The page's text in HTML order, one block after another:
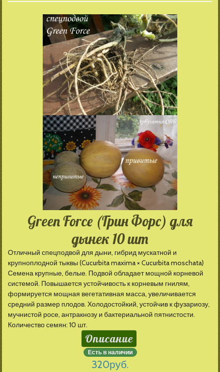
Green Force (Грин Форс) для
дынек 10 шт
Отличный спецподвой для дыни, гибрид мускатной и
крупноплодной тыквы (Cucurbita maxima × Cucurbita moschata)
Семена крупные, белые. Подвой обладает мощной корневой
системой. Повышается устойчивость к корневым гнилям,
формируется мощная вегетативная масса, увеличивается
средний размер плодов. Холодостойкий, устойчив к фузариозу,
мучнистой росе, антракнозу и бактериальной пятнистости.
Количество семян: 10 шт.
Описание
Есть в наличии
320руб.